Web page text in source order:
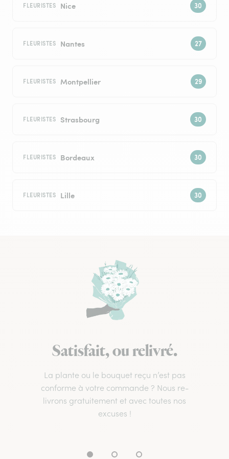
FLEURISTES Nice
FLEURISTES Nantes
FLEURISTES Montpellier
FLEURISTES Strasbourg
FLEURISTES Bordeaux
FLEURISTES Lille
Satisfait, ou relivré.
La plante ou le bouquet reçu n’est pas
conforme à votre commande ? Nous re-
livrons gratuitement et avec toutes nos
excuses !